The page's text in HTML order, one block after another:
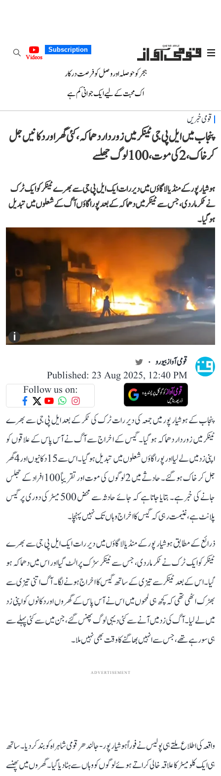
Subscription
Videos
ہجر کو حوصلہ اور وصل کو فرصت درکار
اک محبت کے لیے ایک جوانی کم ہے
قومی خبریں
پنجاب میں ایل پی جی ٹینکر میں زوردار دھماکہ، کئی گھر اور دکانیں جل
کر خاک، 2 کی موت، 100 لوگ جھلسے
ہوشیار پور کے منڈیالا گاؤں میں دیر رات ایک ایل پی جی سے بھرے ٹینکر کو ایک ٹرک
نے ٹکر مار دی، جس سے ٹینکر میں دھماکہ کے بعد پورا گاؤں آگ کے شعلوں میں تبدیل
ہو گیا۔
i
قومی آواز بیورو
Published: 23 Aug 2025, 12:40 PM
Follow us on:
پنجاب کے ہوشیار پور میں جمعہ کی دیر رات ٹرک کی ٹکر کے بعد ایل پی جی سے بھرے
ٹینکر میں زوردار دھماکہ ہو گیا۔ گیس کے اخراج سے آگ نے آس پاس کے علاقوں کو
اپنی زد میں لے لیا اور پورا گاؤں شعلوں میں تبدیل ہو گیا۔ اس سے 15 دکانیوں اور 4 گھر
جل کر خاک ہو گئے۔ حادثے میں 2 لوگوں کی موت اور تقریباً 100 افراد کے جھلس
جانے کی خبر ہے۔ بتایا جاتا ہے کہ جائے حادثہ سے محض 500 میٹر کی دوری پر گیس
پلانٹ ہے، غنیمت رہی کہ گیس کا اخراج وہاں تک نہیں پہنچا۔
ذرائع کے مطابق ہوشیار پور کے منڈیالا گاؤں میں دیر رات ایک ایل پی جی سے بھرے
ٹینکر کو ایک ٹرک نے ٹکر مار دی، جس سے ٹینکر سڑک پر الٹ گیا اور اس میں دھماکہ ہو
گیا۔ اس کے بعد ٹینکر سے تیزی کے ساتھ گیس کا اخراج ہونے لگا۔ آگ اتنی تیزی سے
بھڑک اٹھی تھی کہ کچھ ہی لمحوں میں اس نے آس پاس کے گھروں اور دکانوں کو اپنی زد
میں لے لیا۔ آگ کی زد میں آنے سے کئی دیہی لوگ پھنس گئے، جن میں سے کئی پہلے سے
ہی سو رہے تھے، جس سے انہیں بھاگنے کا وقت بھی نہیں ملا۔
ADVERTISEMENT
واقعہ کی اطلاع ملتے ہی پولیس نے فوراً ہوشیار پور-جالندھر قومی شاہراہ کو بند کر دیا۔ ساتھ
ہی ایک کلومیٹر کا علاقہ خالی کراتے ہوئے لوگوں کو وہاں سے ہٹا دیا گیا۔ گھروں میں پھنسے